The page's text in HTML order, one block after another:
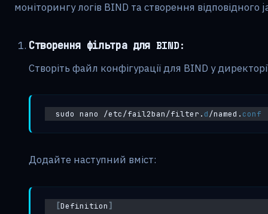
моніторингу логів BIND та створення відповідного
Створення фільтра для BIND:
Створіть файл конфігурації для BIND у
sudo nano /etc/fail2ban/filter. d/named. conf
Додайте наступний вміст:
[Definition ]